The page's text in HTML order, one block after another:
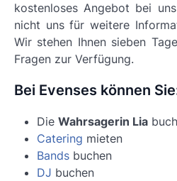
kostenloses Angebot bei
nicht uns für weitere
Wir stehen Ihnen sieben
Fragen zur Verfügung.
Bei Evenses können
Die Wahrsagerin Lia
Catering mieten
Bands buchen
DJ buchen